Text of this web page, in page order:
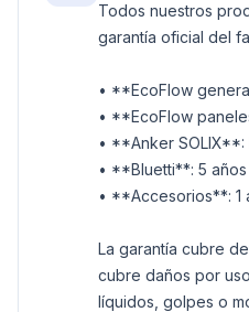
Todos nuestros
garantía oficial del
• **EcoFlow
• **EcoFlow
• **Anker SOLIX**:
• **Bluetti**: 5
• **Accesorios**: 1
La garantía cubre
cubre daños por
líquidos, golpes o